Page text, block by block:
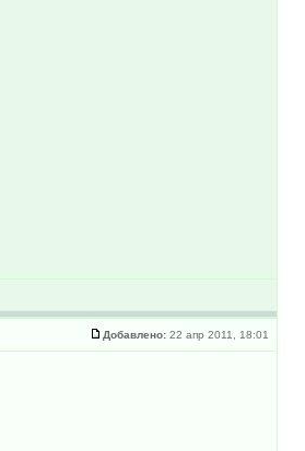
Добавлено: 22 апр 2011, 18:01